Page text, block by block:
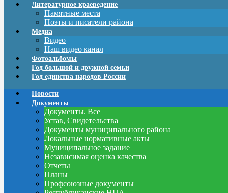
Литературное краеведение
Памятные места
Поэты и писатели района
Медиа
Видео
Наш видео канал
Фотоальбомы
Год большой и дружной семьи
Год единства народов России
Новости
Документы
Документы. Все
Устав, Свидетельства
Документы муниципального района
Локальные нормативные акты
Муниципальное задание
Независимая оценка качества
Отчеты
Планы
Профсоюзные документы